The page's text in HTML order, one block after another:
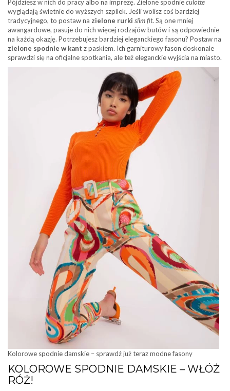
Pójdziesz w nich do pracy albo na imprezę. Zielone spodnieculotte
wyglądają świetnie do wyższych szpilek. Jeśli wolisz coś bardziej
tradycyjnego, to postaw na zielone rurki slim fit. Są one mniej
awangardowe, pasuje do nich więcej rodzajów butów i są odpowiednie
na każdą okazję. Potrzebujesz bardziej eleganckiego fasonu? Postaw na
zielone spodnie w kant z paskiem. Ich garniturowy fason doskonale
sprawdzi się na oficjalne spotkania, ale też eleganckie wyjścia na miasto.
Kolorowe spodnie damskie – sprawdź już teraz modne fasony
KOLOROWE SPODNIE DAMSKIE – WŁÓŻ
RÓŻ!